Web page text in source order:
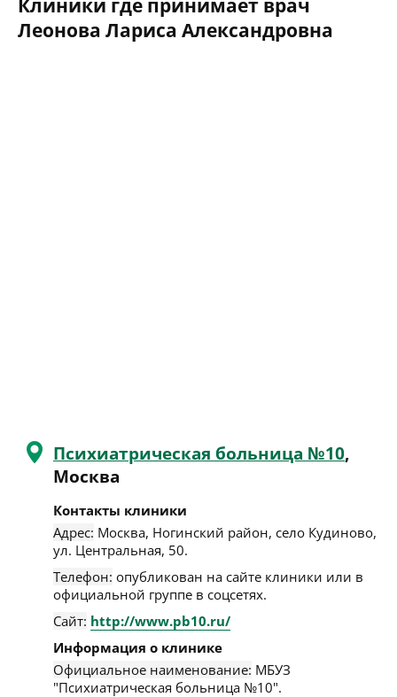
Клиники где принимает врач
Леонова Лариса Александровна
Психиатрическая больница №10,
Москва
Контакты клиники
Адрес: Москва, Ногинский район, село Кудиново,
ул. Центральная, 50.
Телефон: опубликован на сайте клиники или в
официальной группе в соцсетях.
Сайт: http://www.pb10.ru/
Информация о клинике
Официальное наименование: МБУЗ
"Психиатрическая больница №10".